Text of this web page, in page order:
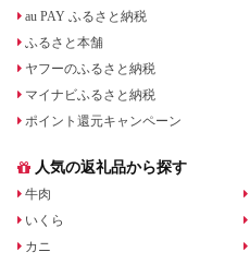
au PAY ふるさと納税
ふるさと本舗
ヤフーのふるさと納税
マイナビふるさと納税
ポイント還元キャンペーン
人気の返礼品から探す
牛肉
いくら
カニ